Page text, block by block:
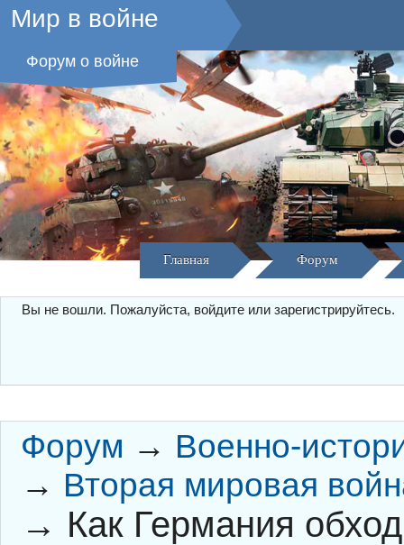
Мир в войне
Форум о войне
Главная Форум
Вы не вошли. Пожалуйста, войдите или зарегистрируйтесь.
Форум → Военно-
→ Вторая мировая
→ Как Германия